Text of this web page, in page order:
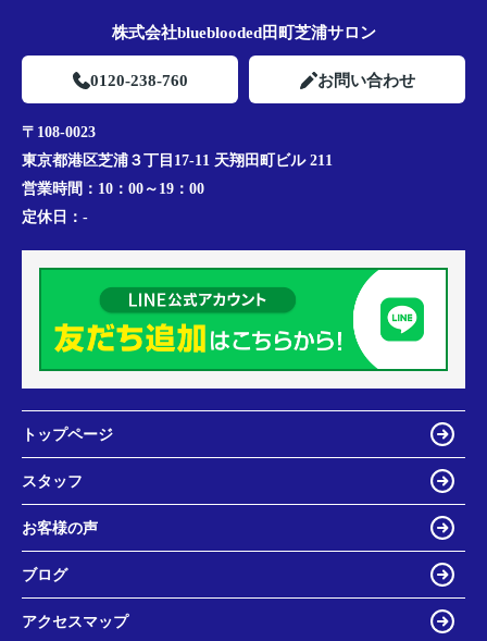
株式会社blueblooded田町芝浦サロン
0120-238-760 お問い合わせ
〒108-0023
東京都港区芝浦３丁目17-11 天翔田町ビル 211
営業時間： 10：00～19：00
定休日： -
トップページ
スタッフ
お客様の声
ブログ
アクセスマップ